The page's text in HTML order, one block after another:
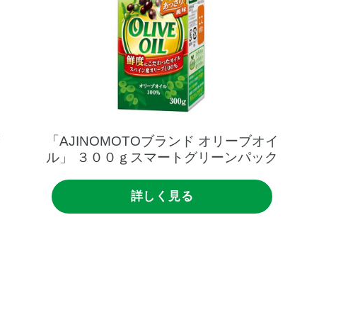
「AJINOMOTOブランド オリーブオイ
ル」
３００ｇスマートグリーンパック
詳しく見る